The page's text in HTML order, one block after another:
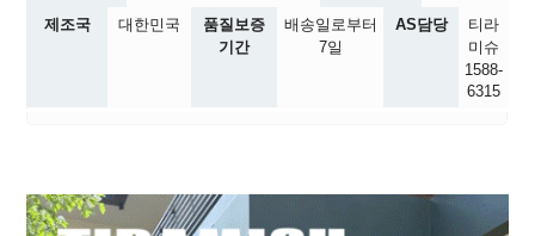
제조국
대한민국
품질보증
기간
배송일로부터
7일
AS담당
티라
미슈
1588-
6315